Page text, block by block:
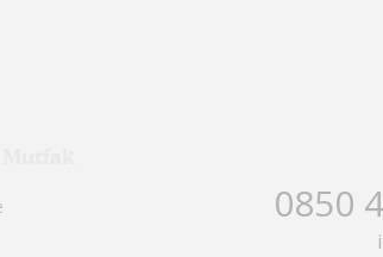
0850